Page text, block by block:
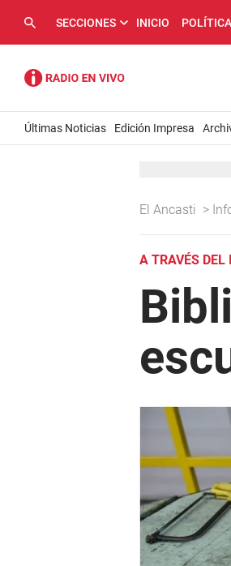
SECCIONES INICIO
Últimas Noticias Edición Impresa
El Ancasti >
A TRAVÉS DEL